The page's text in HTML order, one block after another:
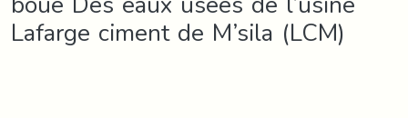
Lafarge ciment de M’sila (LCM)